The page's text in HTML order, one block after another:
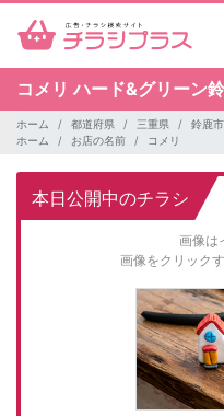
コメリハード&グリーン
ホーム 都道府県 三重県
鈴鹿市
ホーム
お店の名前 コメリ
本日公開中のチラシ
画像は
画像をクリック